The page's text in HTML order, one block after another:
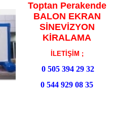
Toptan Perakende
BALON EKRAN
SİNEVİZYON
KİRALAMA
İLETİŞİM ;
0 505 394 29 32
0 544 929 08 35